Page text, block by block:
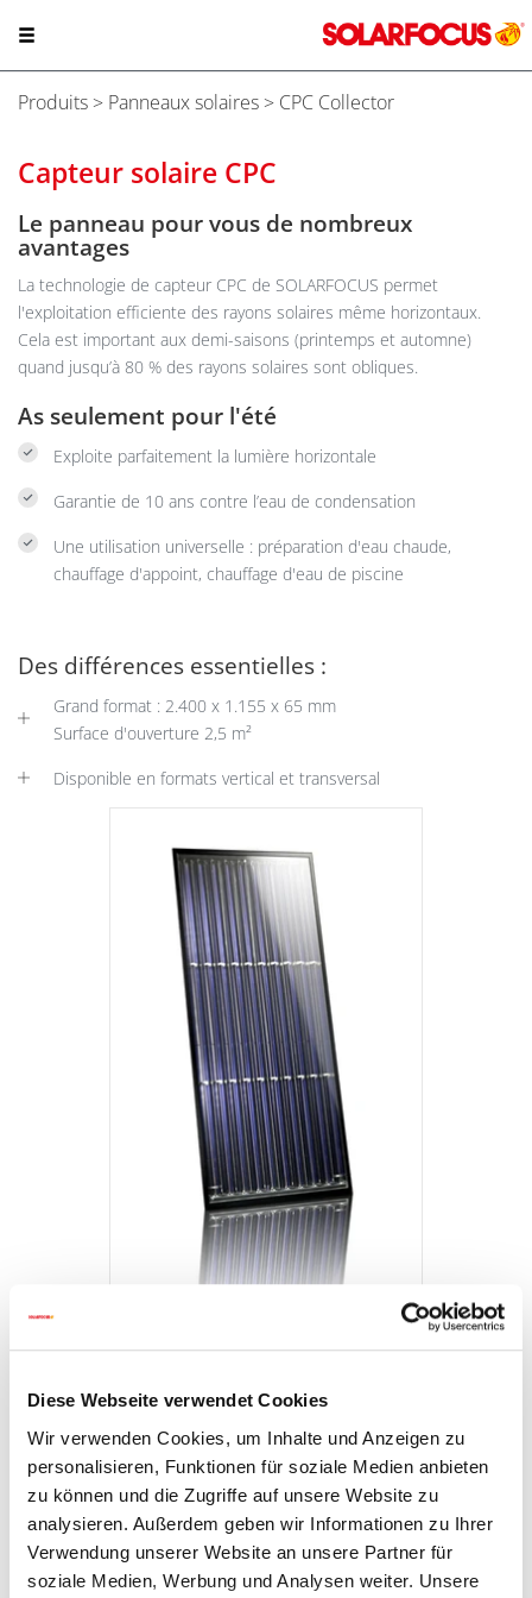
Diese Webseite verwendet Cookies
Wir verwenden Cookies, um Inhalte und Anzeigen zu
personalisieren, Funktionen für soziale Medien anbieten
zu können und die Zugriffe auf unsere Website zu
analysieren. Außerdem geben wir Informationen zu Ihrer
Verwendung unserer Website an unsere Partner für
soziale Medien, Werbung und Analysen weiter. Unsere
Produits > Panneaux solaires > CPC Collector
Capteur solaire CPC
Le panneau pour vous de nombreux
avantages
La technologie de capteur CPC de SOLARFOCUS permet
l'exploitation efficiente des rayons solaires même horizontaux.
Cela est important aux demi-saisons (printemps et automne)
quand jusqu’à 80 % des rayons solaires sont obliques.
As seulement pour l'été
Exploite parfaitement la lumière horizontale
Garantie de 10 ans contre l’eau de condensation
Une utilisation universelle : préparation d'eau chaude,
chauffage d'appoint, chauffage d'eau de piscine
Des différences essentielles :
Grand format : 2.400 x 1.155 x 65 mm
Surface d'ouverture 2,5 m²
Disponible en formats vertical et transversal
Technique
Téléchargement
Différence: capteur CPC vs. capteur plat